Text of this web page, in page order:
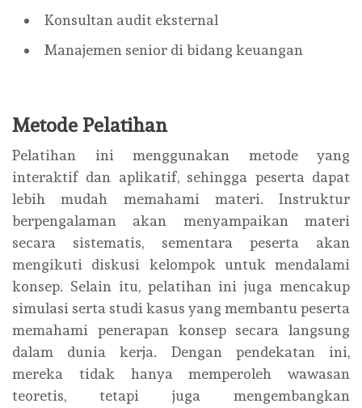
Konsultan audit eksternal
Manajemen senior di bidang keuangan
Metode Pelatihan
Pelatihan ini menggunakan metode yang
interaktif dan aplikatif, sehingga peserta dapat
lebih mudah memahami materi. Instruktur
berpengalaman akan menyampaikan materi
secara sistematis, sementara peserta akan
mengikuti diskusi kelompok untuk mendalami
konsep. Selain itu, pelatihan ini juga mencakup
simulasi serta studi kasus yang membantu peserta
memahami penerapan konsep secara langsung
dalam dunia kerja. Dengan pendekatan ini,
mereka tidak hanya memperoleh wawasan
teoretis, tetapi juga mengembangkan